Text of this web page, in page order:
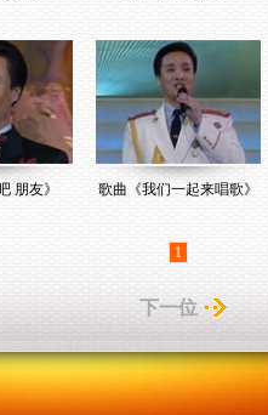
朋友》 歌曲《我们一起来唱歌》
1
下一位